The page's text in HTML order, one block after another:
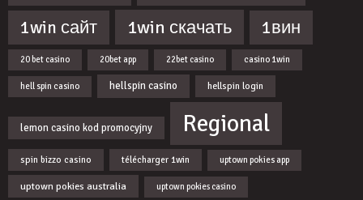
1win сайт 1win скачать 1вин
20 bet casino 20bet app 22bet casino casino 1win
hell spin casino hellspin casino hellspin login
lemon casino kod promocyjny Regional
spin bizzo casino télécharger 1win uptown pokies app
uptown pokies australia uptown pokies casino